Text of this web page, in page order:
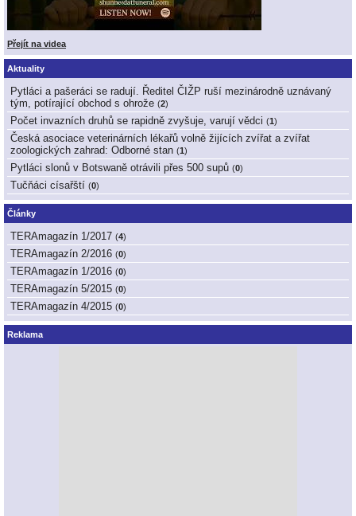
Přejít na videa
Aktuality
Pytláci a pašeráci se radují. Ředitel ČIŽP ruší mezinárodně uznávaný
tým, potírající obchod s ohrože (2)
Počet invazních druhů se rapidně zvyšuje, varují vědci (1 )
Česká asociace veterinárních lékařů volně žijících zvířat a zvířat
zoologických zahrad: Odborné stan (1 )
Pytláci slonů v Botswaně otrávili přes 500 supů (0)
Tučňáci císařští (0)
Články
TERAmagazín 1/2017 (4)
TERAmagazín 2/2016 (0)
TERAmagazín 1/2016 (0)
TERAmagazín 5/2015 (0)
TERAmagazín 4/2015 (0)
Reklama